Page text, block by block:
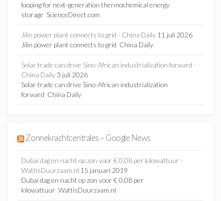
looping for next-generation thermochemical energy
storage ScienceDirect.com
Jilin power plant connects to grid - China Daily 11 juli 2026
Jilin power plant connects to grid China Daily
Solar trade can drive Sino-African industrialization forward -
China Daily3 juli 2026
Solar trade can drive Sino-African industrialization
forward China Daily
Zonnekrachtcentrales – Google News
Dubai dag en nacht op zon voor € 0,08 per kilowattuur -
WattisDuurzaam.nl 15 januari 2019
Dubai dag en nacht op zon voor € 0,08 per
kilowattuur WattisDuurzaam.nl